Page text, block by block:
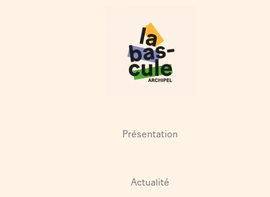
Présentation
Actualité